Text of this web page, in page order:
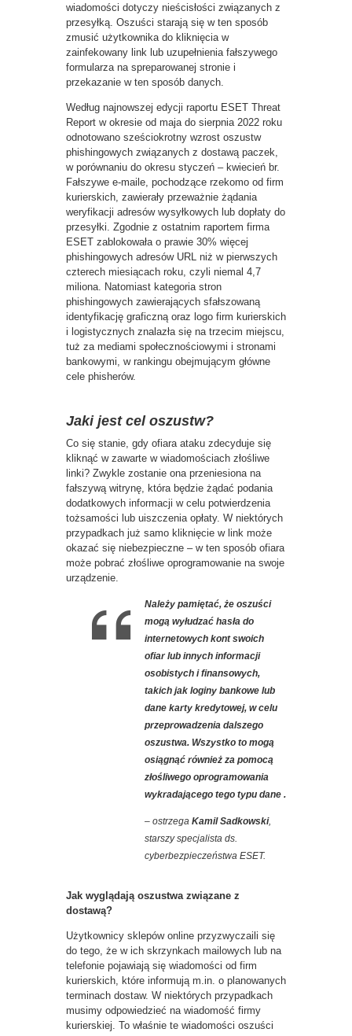
wiadomości dotyczy nieścisłości związanych z
przesyłką. Oszuści starają się w ten sposób
zmusić użytkownika do kliknięcia w
zainfekowany link lub uzupełnienia fałszywego
formularza na spreparowanej stronie i
przekazanie w ten sposób danych.
Według najnowszej edycji raportu ESET Threat
Report w okresie od maja do sierpnia 2022 roku
odnotowano sześciokrotny wzrost oszustw
phishingowych związanych z dostawą paczek,
w porównaniu do okresu styczeń – kwiecień br.
Fałszywe e-maile, pochodzące rzekomo od firm
kurierskich, zawierały przeważnie żądania
weryfikacji adresów wysyłkowych lub dopłaty do
przesyłki. Zgodnie z ostatnim raportem firma
ESET zablokowała o prawie 30% więcej
phishingowych adresów URL niż w pierwszych
czterech miesiącach roku, czyli niemal 4,7
miliona. Natomiast kategoria stron
phishingowych zawierających sfałszowaną
identyfikację graficzną oraz logo firm kurierskich
i logistycznych znalazła się na trzecim miejscu,
tuż za mediami społecznościowymi i stronami
bankowymi, w rankingu obejmującym główne
cele phisherów.
Jaki jest cel oszustw?
Co się stanie, gdy ofiara ataku zdecyduje się
kliknąć w zawarte w wiadomościach złośliwe
linki? Zwykle zostanie ona przeniesiona na
fałszywą witrynę, która będzie żądać podania
dodatkowych informacji w celu potwierdzenia
tożsamości lub uiszczenia opłaty. W niektórych
przypadkach już samo kliknięcie w link może
okazać się niebezpieczne – w ten sposób ofiara
może pobrać złośliwe oprogramowanie na swoje
urządzenie.
Należy pamiętać, że oszuści
mogą wyłudzać hasła do
internetowych kont swoich
ofiar lub innych informacji
osobistych i finansowych,
takich jak loginy bankowe lub
dane karty kredytowej, w celu
przeprowadzenia dalszego
oszustwa. Wszystko to mogą
osiągnąć również za pomocą
złośliwego oprogramowania
wykradającego tego typu dane .
– ostrzega Kamil Sadkowski,
starszy specjalista ds.
cyberbezpieczeństwa ESET.
Jak wyglądają oszustwa związane z
dostawą?
Użytkownicy sklepów online przyzwyczaili się
do tego, że w ich skrzynkach mailowych lub na
telefonie pojawiają się wiadomości od firm
kurierskich, które informują m.in. o planowanych
terminach dostaw. W niektórych przypadkach
musimy odpowiedzieć na wiadomość firmy
kurierskiej. To właśnie te wiadomości oszuści